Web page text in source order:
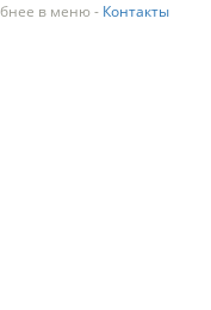
в меню - Контакты